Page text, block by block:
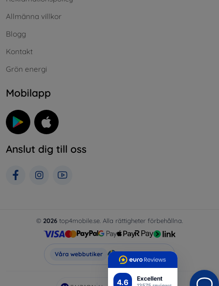
4.6 Excellent
Allmänna villkor
Blogg
Kontakt
Grön energi
Mobilapp
Anslut dig till oss
© 2026 top4mobile.se. Alla rättigheter förbehållna.
Våra webbutiker Top4Mobile.se